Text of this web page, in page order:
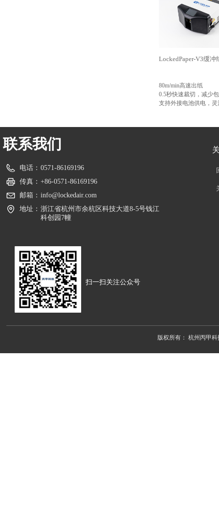
LockedPaper-V3缓冲
80m/min高速出纸
0.5秒快速裁切，减少
支持外接电池供电，灵
版权所有： 杭州丙甲
联系我们
电话： 0571-86169196
传真： +86-0571-86169196
邮箱： info@lockedair.com
地址： 浙江省杭州市余杭区科技大道8-5号钱江
科创园7幢
扫一扫关注公众号